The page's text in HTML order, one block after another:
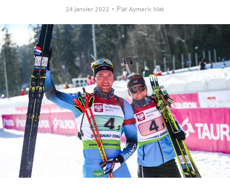
24 janvier 2022 ParAymeric Mat